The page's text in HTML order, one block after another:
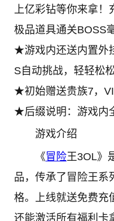
上亿彩钻等你来拿
极品道具通关BOSS
★游戏内还送内置外
S自动挑战，轻轻松
★初始赠送贵族7，
★后缀说明：游戏内
游戏介绍
《冒险王3OL》
品，传承了冒险王系
格。上线就送免费充
还能激活所有福利卡